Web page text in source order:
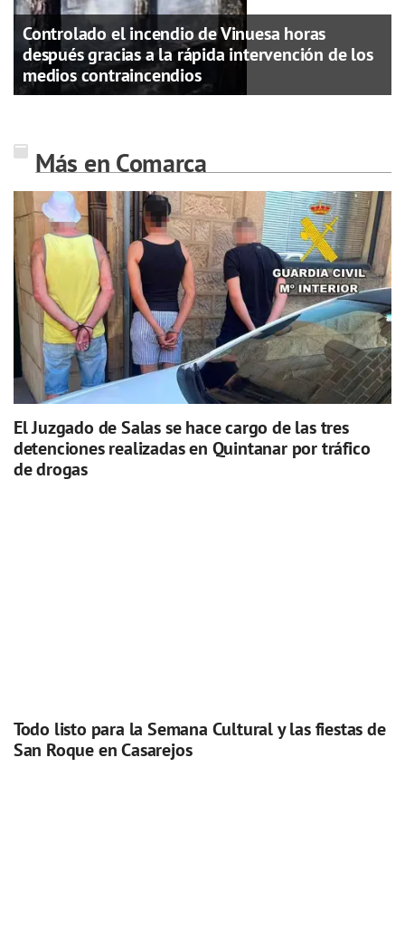
Controlado el incendio de Vinuesa horas
después gracias a la rápida intervención de los
medios contraincendios
Más en Comarca
El Juzgado de Salas se hace cargo de las tres
detenciones realizadas en Quintanar por tráfico
de drogas
Todo listo para la Semana Cultural y las fiestas de
San Roque en Casarejos